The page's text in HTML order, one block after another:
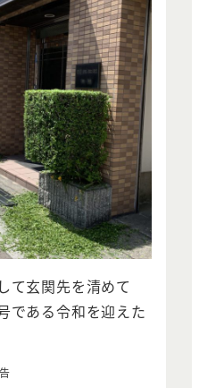
て玄関先を清めて
である令和を迎えた